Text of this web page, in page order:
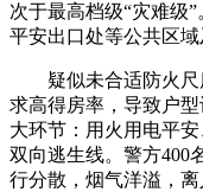
次于最高档级“灾难级
平安出口处等公共区域
疑似未合适防火尺
求高得房率，导致户
大环节：用火用电平
双向逃生线。警方400
行分散，烟气洋溢，